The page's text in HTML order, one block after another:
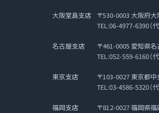
大阪堂島支店
〒530-0003 大阪府
TEL:06-4977-6390（
名古屋支店
〒461-0005 愛知県
TEL:052-559-6160（
東京支店
〒103-0027 東京都
TEL:03-4586-5320（
福岡支店
〒812-0027 福岡県